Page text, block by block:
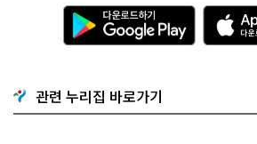
다
운
로
기
G
o
관련 누리집 바로가기